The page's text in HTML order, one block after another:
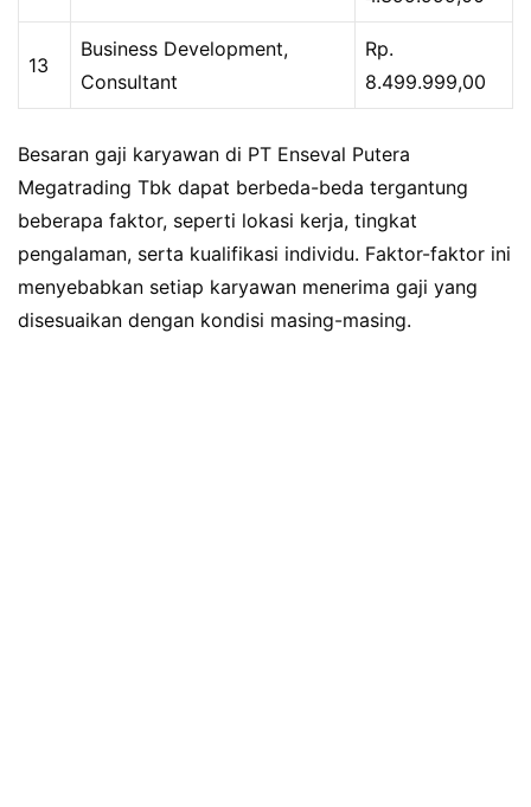
13
Business Development,
Consultant
Rp.
8.499.999,00
Besaran gaji karyawan di PT Enseval Putera
Megatrading Tbk dapat berbeda-beda tergantung
beberapa faktor, seperti lokasi kerja, tingkat
pengalaman, serta kualifikasi individu. Faktor-faktor ini
menyebabkan setiap karyawan menerima gaji yang
disesuaikan dengan kondisi masing-masing.